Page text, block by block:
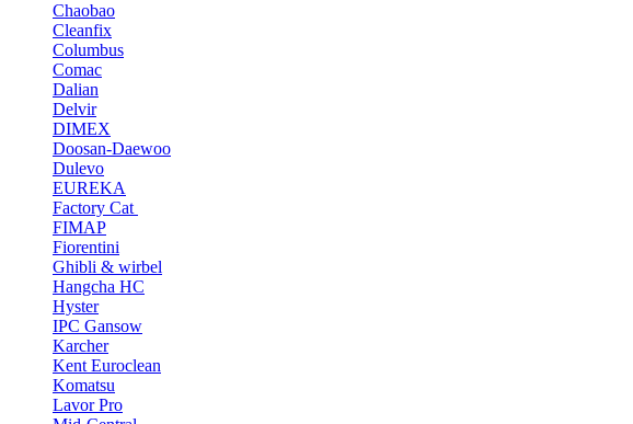
Chaobao
Cleanfix
Columbus
Comac
Dalian
Delvir
DIMEX
Doosan-Daewoo
Dulevo
EUREKA
Factory Cat
FIMAP
Fiorentini
Ghibli & wirbel
Hangcha HC
Hyster
IPC Gansow
Karcher
Kent Euroclean
Komatsu
Lavor Pro